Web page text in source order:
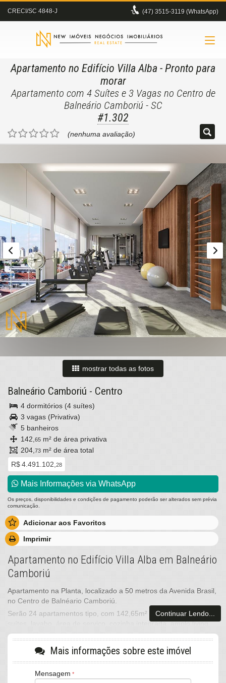
CRECI/SC 4848-J (47) 3515-3119 (WhatsApp)
Apartamento no Edifício Villa Alba - Pronto para
morar
Apartamento com 4 Suítes e 3 Vagas no Centro de
Balneário Camboriú - SC
#1.302
(nenhuma avaliação)
mostrar todas as fotos
Balneário Camboriú - Centro
4 dormitórios (4 suítes)
3 vagas (Privativa)
5 banheiros
142, 65 m² de área privativa
204, 73 m² de área total
R$ 4.491.102, 28
Mais Informações via WhatsApp
Os preços, disponibilidades e condições de pagamento poderão ser alterados sem prévia
comunicação.
Adicionar aos Favoritos
Imprimir
Apartamento no Edifício Villa Alba em Balneário
Camboriú
Apartamento na Planta, localizado a 50 metros da Avenida Brasil,
no Centro de Balnéario Camboriú.
Serão 24 apartamentos tipo, com 142,65m² de área privativa, 04
suítes, lavabo, área de serviço, cozinha integrada, amplo living
acomodando sala de estar e jantar, churrasqueira a carvão, piso
apartamentos terão medidor de água (hidrômetro) e de gás
individuais, tubulação de ar-condicionado split, tubulação para
água quente, portas laqueadasf Fechaduras eletrônicas,
Continuar Lendo...
Mais informações sobre este imóvel
Mensagem